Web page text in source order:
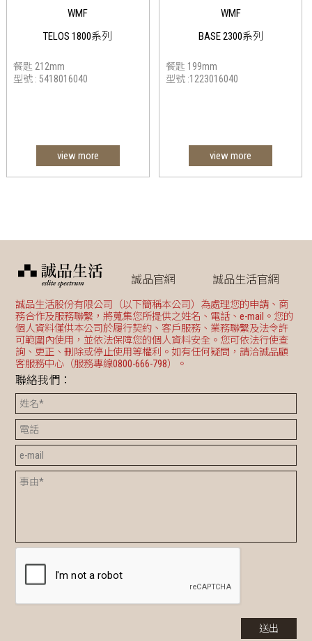
WMF
TELOS 1800系列
餐匙 212mm
型號 : 5418016040
view more
WMF
BASE 2300系列
餐匙 199mm
型號 :1223016040
view more
誠品官網 誠品生活官網
誠品生活股份有限公司（以下簡稱本公司）為處理您的申請、商
務合作及服務聯繫，將蒐集您所提供之姓名、電話、e-mail。您的
個人資料僅供本公司於履行契約、客戶服務、業務聯繫及法令許
可範圍內使用，並依法保障您的個人資料安全。您可依法行使查
詢、更正、刪除或停止使用等權利。如有任何疑問，請洽誠品顧
客服務中心（服務專線0800-666-798）。
聯絡我們：